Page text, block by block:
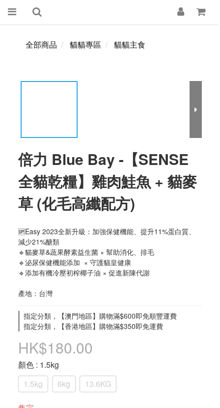
全部商品 貓貓專區 貓貓主食
倍力 Blue Bay -【SENSE
全貓乾糧】雞肉鮭魚 + 貓麥
草 (化毛高纖配方)
🆙Easy 2023全新升級：加強保健機能、提升11%蛋白質、
減少21%醣類
🔹貓麥草&蔬果酵素益生菌 × 幫助消化、排毛
🔹泌尿保健機能添加  × 守護貓皇健康
🔹添加有機冷壓初榨椰子油 × 促進新陳代謝
產地：台灣
指定分類，【澳門地區】購物滿$600即免順豐運費
指定分類，【香港地區】購物滿$350即免運費
HK$180.00
顏色 : 1.5kg
1.5kg
6kg 13.6KG